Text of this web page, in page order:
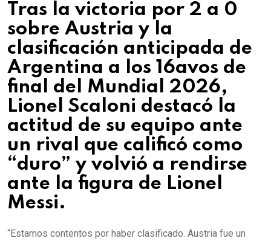
Tras la victoria por 2 a 0
sobre Austria y la
clasificación anticipada de
Argentina a los 16avos de
final del Mundial 2026,
Lionel Scaloni destacó la
actitud de su equipo ante
un rival que calificó como
“duro” y volvió a rendirse
ante la figura de Lionel
Messi.
“Estamos contentos por haber clasificado. Austria fue un